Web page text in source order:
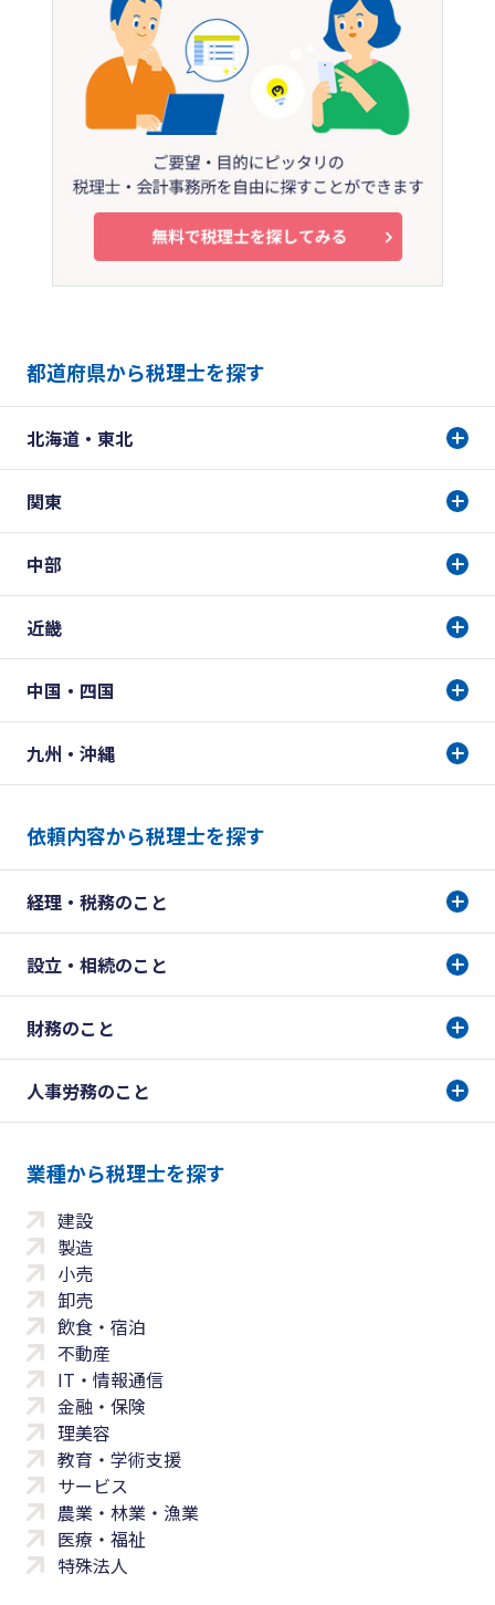
都道府県から税理士を探す
北海道・東北
関東
中部
近畿
中国・四国
九州・沖縄
依頼内容から税理士を探す
経理・税務のこと
設立・相続のこと
財務のこと
人事労務のこと
業種から税理士を探す
建設
製造
小売
卸売
飲食・宿泊
不動産
IT・情報通信
金融・保険
理美容
教育・学術支援
サービス
農業・林業・漁業
医療・福祉
特殊法人